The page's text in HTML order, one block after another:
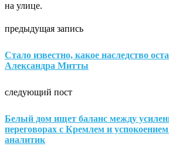
на улице.
предыдущая запись
Стало известно, какое наследство
Александра Митты
следующий пост
Белый дом ищет баланс между
переговорах с Кремлем и
аналитик